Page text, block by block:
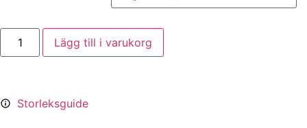
Lägg till i varukorg
Storleksguide